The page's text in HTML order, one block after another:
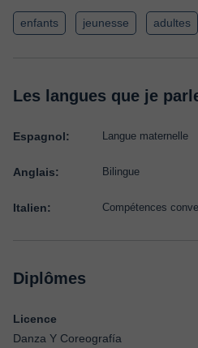
enfants jeunesse adultes
Les langues que je
Espagnol: Langue maternelle
Anglais: Bilingue
Italien: Compétences
Diplômes
Licence
Danza Y Coreografía